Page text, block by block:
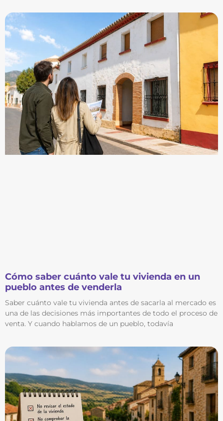
Cómo saber cuánto vale tu vivienda en un
pueblo antes de venderla
Saber cuánto vale tu vivienda antes de sacarla al mercado es
una de las decisiones más importantes de todo el proceso de
venta. Y cuando hablamos de un pueblo, todavía